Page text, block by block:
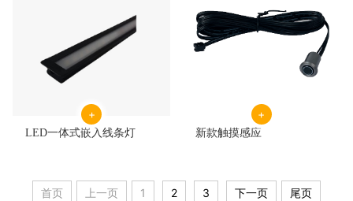
LED一体式嵌入线条灯 新款触摸感应
首页 上一页 1 2 3 下一页 尾页